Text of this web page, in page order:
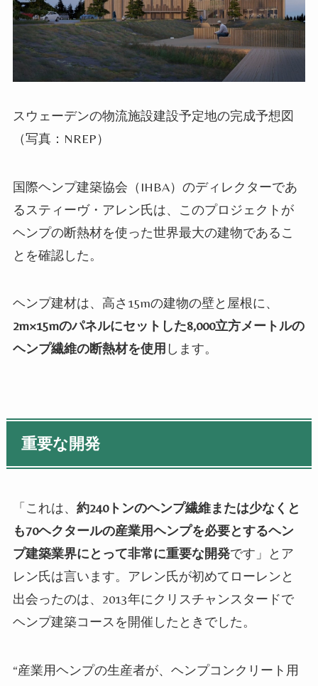
スウェーデンの物流施設建設予定地の完成予想図
（写真：NREP）
国際ヘンプ建築協会（IHBA）のディレクターであ
るスティーヴ・アレン氏は、このプロジェクトが
ヘンプの断熱材を使った世界最大の建物であるこ
とを確認した。
ヘンプ建材は、高さ15mの建物の壁と屋根に、
2m×15mのパネルにセットした8,000立方メートルの
ヘンプ繊維の断熱材を使用 します。
重要な開発
「これは、 約240トンのヘンプ繊維または少なくと
も70ヘクタールの産業用ヘンプを必要とするヘン
プ建築業界にとって非常に重要な開発です」とア
レン氏は言います。アレン氏が初めてローレンと
出会ったのは、2013年にクリスチャンスタードで
ヘンプ建築コースを開催したときでした。
“産業用ヘンプの生産者が、ヘンプコンクリート用